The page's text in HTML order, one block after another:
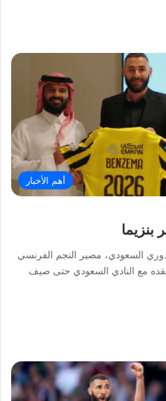
أهم الأخبار
بنزيما
السعودي، مصير النجم الفرنسي
عقده مع النادي السعودي حتى صيف